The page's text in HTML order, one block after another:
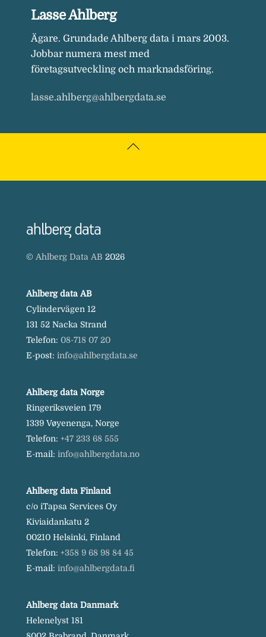
Lasse Ahlberg
Ägare. Grundade Ahlberg data i mars 2003.
Jobbar numera mest med
företagsutveckling och marknadsföring.
lasse.ahlberg@ahlbergdata.se
Back
© Ahlberg Data AB 2026
Ahlberg data AB
Cylindervägen 12
131 52 Nacka Strand
Telefon: 08-718 07 20
E-post: info@ahlbergdata.se
Ahlberg data Norge
Ringeriksveien 179
1339 Vøyenenga, Norge
Telefon: +47 233 68 555
E-mail: info@ahlbergdata.no
Ahlberg data Finland
c/o iTapsa Services Oy
Kiviaidankatu 2
00210 Helsinki, Finland
Telefon: +358 9 68 98 84 45
E-mail: info@ahlbergdata.fi
Ahlberg data Danmark
Helenelyst 181